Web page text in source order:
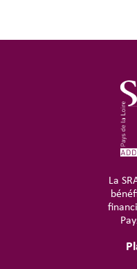
La